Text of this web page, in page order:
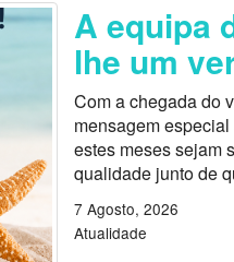
A equipa
lhe um
Com a chegada do
mensagem
estes meses sejam
qualidade junto de
7 Agosto, 2026
Atualidade